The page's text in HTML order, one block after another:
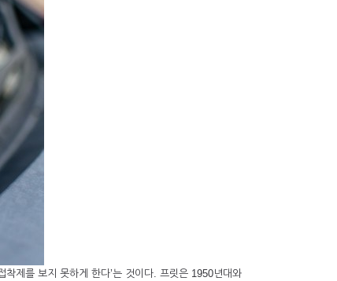
제를 보지 못하게 한다’는 것이다. 프릿은 1950년대와